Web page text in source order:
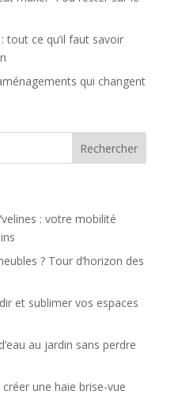
tout ce qu’il faut savoir
qui changent
: votre mobilité
? Tour d’horizon des
et sublimer vos espaces
au jardin sans perdre
une haie brise-vue